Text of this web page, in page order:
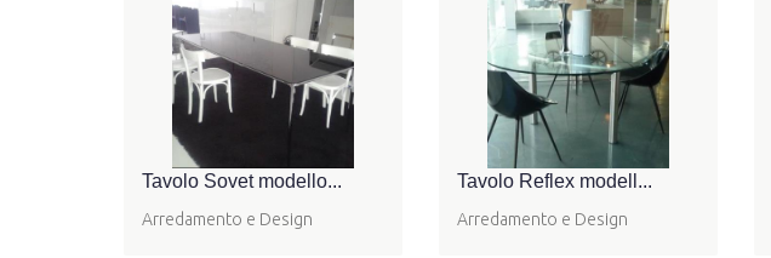
Tavolo Sovet modello...
Arredamento e Design
Tavolo Reflex modell...
Arredamento e Design